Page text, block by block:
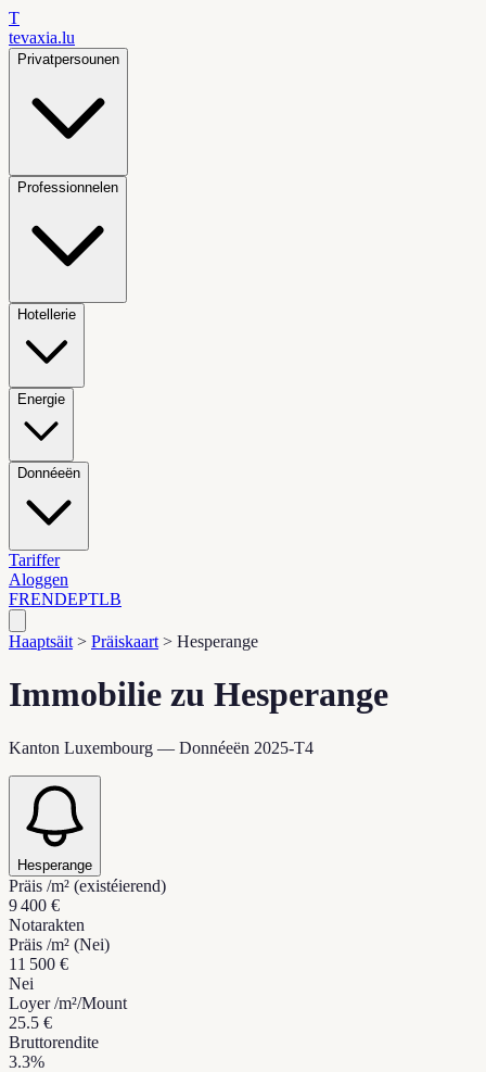
T
tevaxia.lu
Privatpersounen
Professionnelen
Hotellerie
Energie
Donnéeën
Tariffer
Aloggen
FRENDEPTLB
Haaptsäit > Präiskaart > Hesperange
Immobilie zu Hesperange
Kanton Luxembourg — Donnéeën 2025-T4
Hesperange
Präis /m² (existéierend)
9 400 €
Notarakten
Präis /m² (Nei)
11 500 €
Nei
Loyer /m²/Mount
25.5 €
Bruttorendite
3.3%